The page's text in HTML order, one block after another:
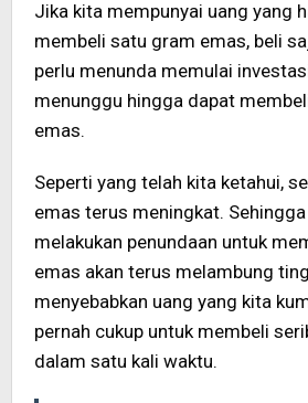
Jika kita mempunyai uang yang
membeli satu gram emas, beli
perlu menunda memulai
menunggu hingga dapat
emas.
Seperti yang telah kita ketahui,
emas terus meningkat.
melakukan penundaan untuk
emas akan terus melambung
menyebabkan uang yang kita
pernah cukup untuk membeli
dalam satu kali waktu.